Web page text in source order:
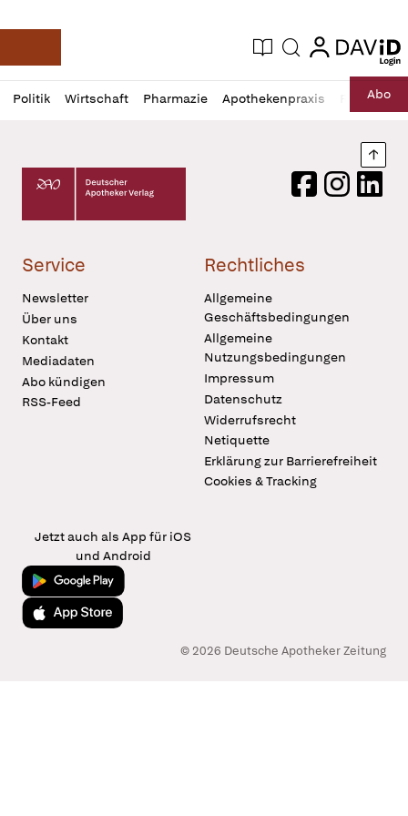
Deutsche Apotheker Zeitung
Aktuelle Ausgabe
Suche login
login
Politik Wirtschaft Pharmazie Apothekenpraxis RechtAbo
Profil
öffnen
Daz
Pur
Deutscher Apotheker Verlag Logo
FacebookInstagram
Service
Newsletter
Über uns
Kontakt
Mediadaten
Abo kündigen
RSS-Feed
Rechtliches
Allgemeine
Geschäftsbedingungen
Allgemeine
Nutzungsbedingungen
Impressum
Datenschutz
Widerrufsrecht
Netiquette
Erklärung zur Barrierefreiheit
Cookies & Tracking
Jetzt auch als App für iOS
und Android
Jetzt bei Google Play
Laden im App Store
© 2026 Deutsche Apotheker Zeitung